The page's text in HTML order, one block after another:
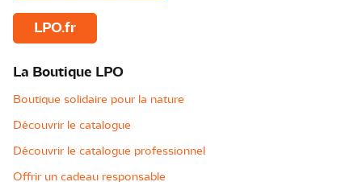
LPO.fr
La Boutique LPO
Boutique solidaire pour la nature
Découvrir le catalogue
Découvrir le catalogue professionnel
Offrir un cadeau responsable